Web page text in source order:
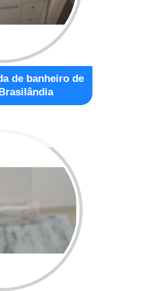
de banheiro de